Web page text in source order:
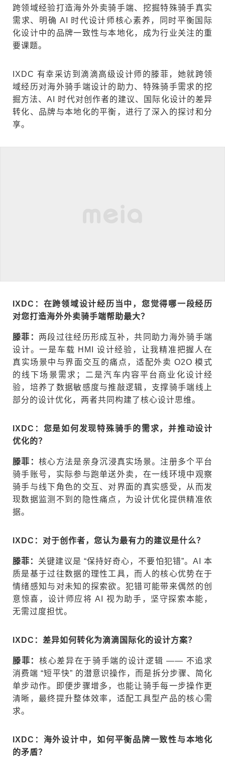
跨领域经验打造海外外卖骑手端、挖掘特殊骑手真实
需求、明确 AI 时代设计师核心素养，同时平衡国际
化设计中的品牌一致性与本地化，成为行业关注的重
要课题。
IXDC 有幸采访到滴滴高级设计师的滕菲，她就跨领
域经历对海外骑手端设计的助力、特殊骑手需求的挖
掘方法、AI 时代对创作者的建议、国际化设计的差异
转化、品牌与本地化的平衡，进行了深入的探讨和分
享。
IXDC：在跨领域设计经历当中，您觉得哪一段经历
对您打造海外外卖骑手端帮助最大？
滕菲 ： 两段过往经历形成互补，共同助力海外骑手端
设计。一是车载 HMI 设计经验，让我精准把握人在
真实场景中与界面交互的痛点，适配外卖 O2O 模式
的线下场景需求；二是汽车内容平台商业化设计经
验，培养了数据敏感度与推敲逻辑，支撑骑手端线上
部分的设计优化，两者共同构建了核心设计思维。
IXDC：您是如何发现特殊骑手的需求，并推动设计
优化的？
滕菲 ： 核心方法是亲身沉浸真实场景。注册多个平台
骑手账号，实际参与跑单送外卖，在一线环境中观察
骑手与线下角色的交互、对界面的真实感受，从而发
现数据监测不到的隐性痛点，为设计优化提供精准依
据。
IXDC：对于创作者，您认为最有力的建议是什么？
滕菲 ： 关键建议是 “保持好奇心，不要怕犯错”。AI 本
质是基于过往数据的理性工具，而人的核心优势在于
情绪感知与对未知的探索欲。犯错可能带来偶然的创
意惊喜，设计师应将 AI 视为助手，坚守探索本能，
无需过度担忧。
IXDC：差异如何转化为滴滴国际化的设计方案？
滕菲 ：核心差异在于骑手端的设计逻辑 —— 不追求
消费端 “短平快” 的潜意识操作，而是拆分步骤、简化
单步动作。即便步骤增多，也能让骑手每一步操作更
清晰，最终提升整体效率，适配工具型产品的核心需
求。
IXDC：海外设计中，如何平衡品牌一致性与本地化
的矛盾？